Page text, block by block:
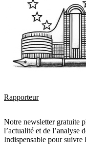
Rapporteur
Notre newsletter gratuite
l’actualité et de l’analyse
Indispensable pour suivre